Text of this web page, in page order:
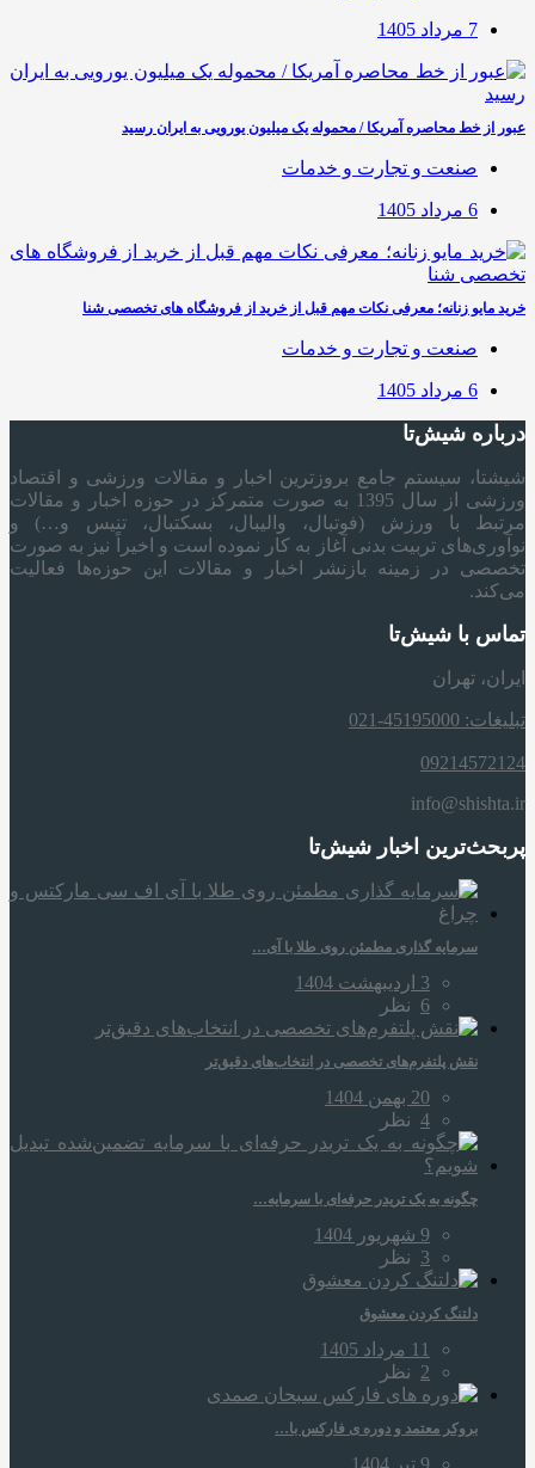
7 مرداد 1405
عبور از خط محاصره آمریکا / محموله یک میلیون یورویی به ایران رسید
صنعت و تجارت و خدمات
6 مرداد 1405
خرید مایو زنانه؛ معرفی نکات مهم قبل از خرید از فروشگاه های تخصصی شنا
صنعت و تجارت و خدمات
6 مرداد 1405
درباره شیش‌تا
شیشتا، سیستم جامع بروزترین اخبار و مقالات ورزشی و اقتصاد
ورزشی از سال 1395 به صورت متمرکز در حوزه اخبار و مقالات
مرتبط با ورزش (فوتبال، والیبال، بسکتبال، تنیس و…) و
نوآوری‌های تربیت بدنی آغاز به کار نموده است و اخیراً نیز به صورت
تخصصی در زمینه بازنشر اخبار و مقالات این حوزه‌ها فعالیت
می‌کند.
تماس با شیش‌تا
ایران، تهران
تبلیغات: 45195000-021
09214572124
info@shishta.ir
پربحث‌ترین اخبار شیش‌تا
سرمایه‌ گذاری مطمئن روی طلا با آی…
3 اردیبهشت 1404
6 نظر
نقش پلتفرم‌های تخصصی در انتخاب‌های دقیق‌تر
20 بهمن 1404
4 نظر
چگونه به یک تریدر حرفه‌ای با سرمایه…
9 شهریور 1404
3 نظر
دلتنگ کردن معشوق
11 مرداد 1405
2 نظر
بروکر معتمد و دوره‌ ی فارکس با…